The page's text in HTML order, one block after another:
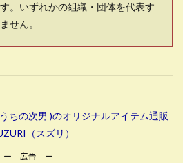
。いずれかの組織・団体を代表す
せん。
ちの次男 )のオリジナルアイテム通販
（スズリ）
ー 広告 ー